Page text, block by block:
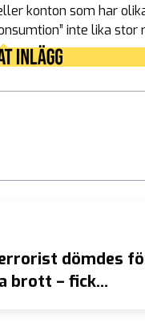
konton som har
inte lika
dömdes
brott – fick